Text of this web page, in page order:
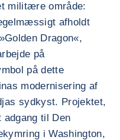
militære område:
afholdt
Dragon«,
på
på dette
modernisering af
sydkyst. Projektet,
til Den
i Washington,